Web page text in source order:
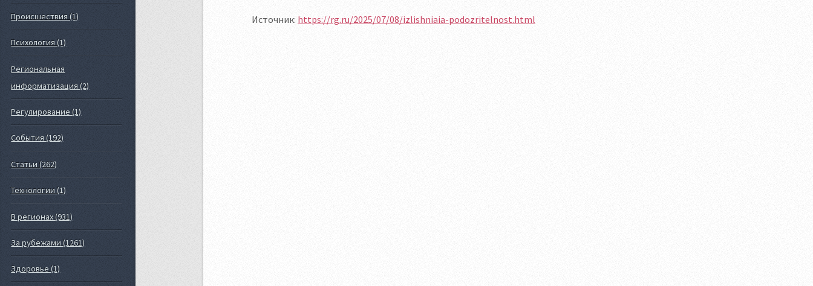
Происшествия (1)
Психология (1)
Региональная
информатизация (2)
Регулирование (1)
События (192)
Статьи (262)
Технологии (1)
В регионах (931)
За рубежами (1261)
Здоровье (1)
Источник: https://rg.ru/2025/07/08/izlishniaia-podozritelnost.html